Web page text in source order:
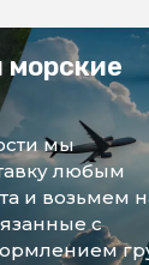
мы
любым
и возьмем
с